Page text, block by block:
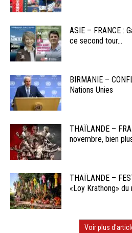
ASIE – FRANCE :
ce second tour...
BIRMANIE –
Nations Unies
THAÏLANDE –
novembre, bien
THAÏLANDE –
«Loy Krathong» du
Voir plus